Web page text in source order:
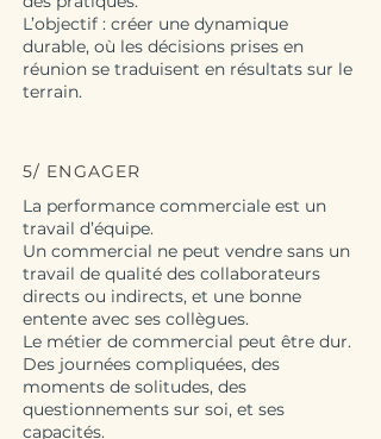
L’objectif : créer une dynamique
durable, où les décisions prises en
réunion se traduisent en résultats sur le
terrain.
5/ ENGAGER
La performance commerciale est un
travail d’équipe.
Un commercial ne peut vendre sans un
travail de qualité des collaborateurs
directs ou indirects, et une bonne
entente avec ses collègues.
Le métier de commercial peut être dur.
Des journées compliquées, des
moments de solitudes, des
questionnements sur soi, et ses
capacités.